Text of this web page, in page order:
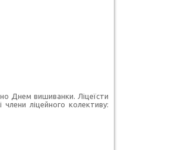
Днем вишиванки. Ліцеїсти
ліцейного колективу: